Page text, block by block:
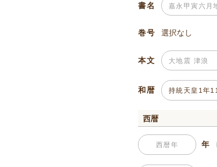
書名
巻号
本文
和暦
西暦
年